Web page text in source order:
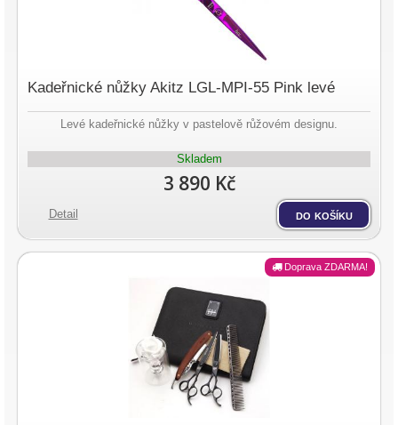
Kadeřnické nůžky Akitz LGL-MPI-55 Pink levé
Levé kadeřnické nůžky v pastelově růžovém designu.
Skladem
3 890 Kč
Detail do košíku
Doprava ZDARMA!